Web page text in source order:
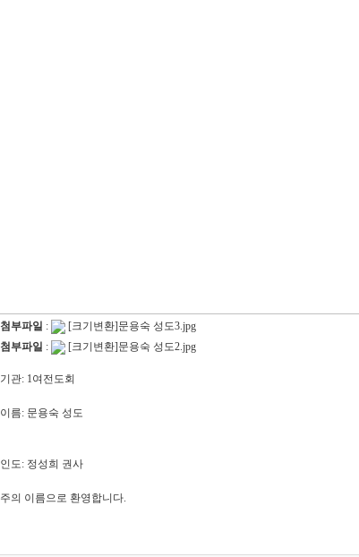
첨부파일 :
[크기변환]문용숙 성도3.jpg
첨부파일 : [크기변환]문용숙 성도2.jpg
기관: 1여전도회
이름: 문용숙 성도
인도: 정성희 권사
주의 이름으로 환영합니다.